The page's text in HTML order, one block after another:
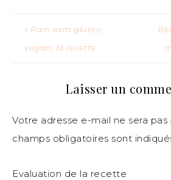
« Pain sans gluten,
vegan, la recette
Laisser un
Votre adresse e-mail ne sera pas
champs obligatoires sont
Evaluation de la recette